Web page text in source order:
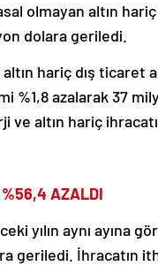
olmayan altın
dolara geriledi.
hariç dış ticaret
%1,8 azalarak 37
altın hariç
%56,4 AZALDI
yılın aynı ayına
geriledi. İhracatın